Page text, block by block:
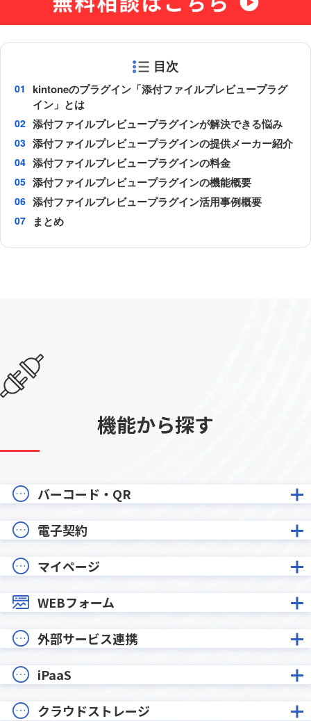
目次
kintoneのプラグイン「添付ファイルプレビュープラグ
イン」とは
添付ファイルプレビュープラグインが解決できる悩み
添付ファイルプレビュープラグインの提供メーカー紹介
添付ファイルプレビュープラグインの料金
添付ファイルプレビュープラグインの機能概要
添付ファイルプレビュープラグイン活用事例概要
まとめ
機能から探す
バーコード・QR
電子契約
マイページ
WEBフォーム
外部サービス連携
iPaaS
クラウドストレージ